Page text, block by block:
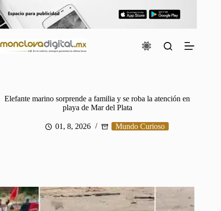
al
contenido
Elefante marino sorprende a familia y se roba la atención en
playa de Mar del Plata
01, 8, 2026 Mundo Curioso